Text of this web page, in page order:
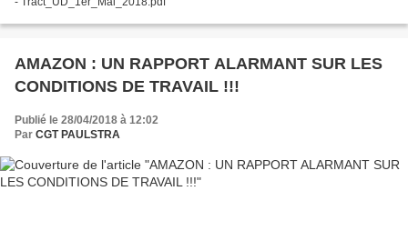
AMAZON : UN RAPPORT ALARMANT SUR LES
CONDITIONS DE TRAVAIL !!!
Publié le 28/04/2018 à 12:02
Par CGT PAULSTRA